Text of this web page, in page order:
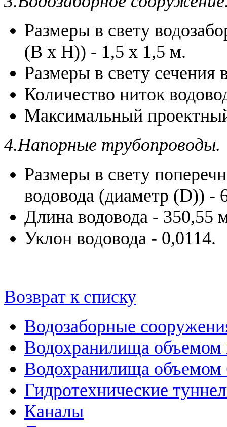
Размеры в свету
(В х Н)) - 1,5 х 1,5 м.
Размеры в свету
Количество ниток
Максимальный
4.Напорные трубопроводы.
Размеры в свету
водовода (диаметр (D)) -
Длина водовода - 350,55
Уклон водовода - 0,0114.
Возврат к списку
Водозаборные
Водохранилища
Водохранилища объемом
Гидротехнические
Каналы